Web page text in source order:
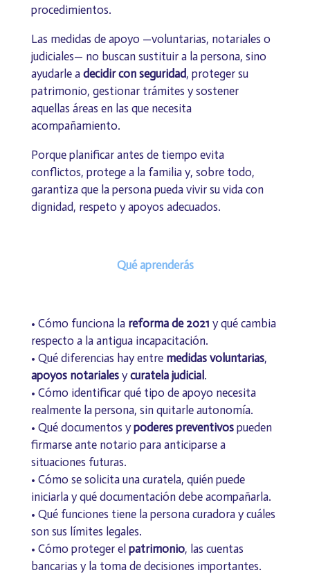
procedimientos.
Las medidas de apoyo —voluntarias, notariales o
judiciales— no buscan sustituir a la persona, sino
ayudarle a decidir con seguridad, proteger su
patrimonio, gestionar trámites y sostener
aquellas áreas en las que necesita
acompañamiento.
Porque planificar antes de tiempo evita
conflictos, protege a la familia y, sobre todo,
garantiza que la persona pueda vivir su vida con
dignidad, respeto y apoyos adecuados.
Qué aprenderás
• Cómo funciona la reforma de 2021 y qué cambia
respecto a la antigua incapacitación.
• Qué diferencias hay entre medidas voluntarias,
apoyos notarialesycuratela judicial.
• Cómo identificar qué tipo de apoyo necesita
realmente la persona, sin quitarle autonomía.
• Qué documentos ypoderes preventivospueden
firmarse ante notario para anticiparse a
situaciones futuras.
• Cómo se solicita una curatela, quién puede
iniciarla y qué documentación debe acompañarla.
• Qué funciones tiene la persona curadora y cuáles
son sus límites legales.
• Cómo proteger el patrimonio, las cuentas
bancarias y la toma de decisiones importantes.